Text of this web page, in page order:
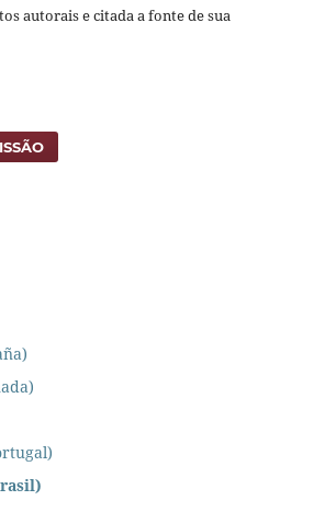
autorais e citada a fonte de sua